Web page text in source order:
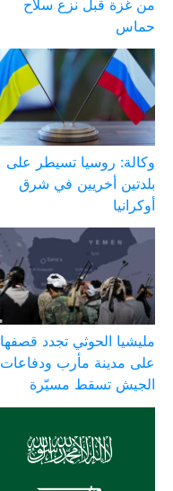
من غزة قبل نزع سلاح
حماس
وكالة: روسيا تسيطر على
بلدتين أخريين في شرق
أوكرانيا
مليشيا الحوثي تجدد قصفها
على مدينة مأرب ودفاعات
الجيش تسقط مسيّرة